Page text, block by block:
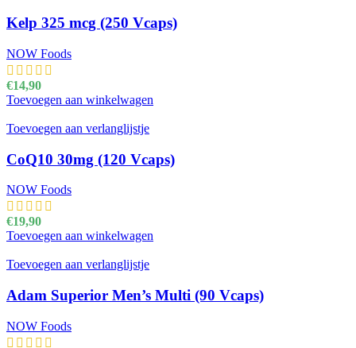
Kelp 325 mcg (250 Vcaps)
NOW Foods
€14,90
Toevoegen aan winkelwagen
Toevoegen aan verlanglijstje
CoQ10 30mg (120 Vcaps)
NOW Foods
€19,90
Toevoegen aan winkelwagen
Toevoegen aan verlanglijstje
Adam Superior Men’s Multi (90 Vcaps)
NOW Foods